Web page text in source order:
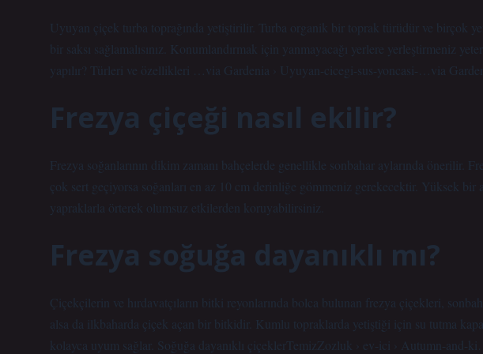
Uyuyan çiçek turba toprağında yetiştirilir. Turba organik bir toprak türüdür ve birçok
bir saksı sağlamalısınız. Konumlandırmak için yanmayacağı yerlere yerleştirmeniz
yapılır? Türleri ve özellikleri …via Gardenia › Uyuyan-cicegi-sus-yoncasi-…via
Frezya çiçeği nasıl ekilir?
Frezya soğanlarının dikim zamanı bahçelerde genellikle sonbahar aylarında önerilir.
çok sert geçiyorsa soğanları en az 10 cm derinliğe gömmeniz gerekecektir. Yüksek
yapraklarla örterek olumsuz etkilerden koruyabilirsiniz.
Frezya soğuğa dayanıklı mı?
Çiçekçilerin ve hırdavatçıların bitki reyonlarında bolca bulunan frezya çiçekleri,
alsa da ilkbaharda çiçek açan bir bitkidir. Kumlu topraklarda yetiştiği için su tutma
kolayca uyum sağlar. Soğuğa dayanıklı çiçeklerTemizZozluk › ev-ici › Autumn-